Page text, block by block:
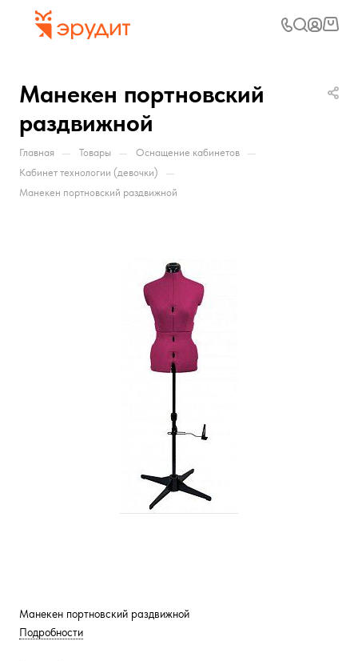
Манекен портновский
раздвижной
Главная — Товары — Оснащение кабинетов —
Кабинет технологии (девочки) —
Манекен портновский раздвижной
Манекен портновский раздвижной
Подробности